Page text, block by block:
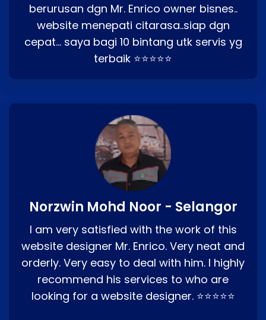
berurusan dgn Mr. Enrico owner bisnes..
website menepati citarasa..siap dgn
cepat… saya bagi 10 bintang utk servis yg
terbaik ⭐⭐⭐⭐⭐
Norzwin Mohd Noor - Selangor
I am very satisfied with the work of this
website designer Mr. Enrico. Very neat and
orderly. Very easy to deal with him. I highly
recommend his services to who are
looking for a website designer. ⭐⭐⭐⭐⭐